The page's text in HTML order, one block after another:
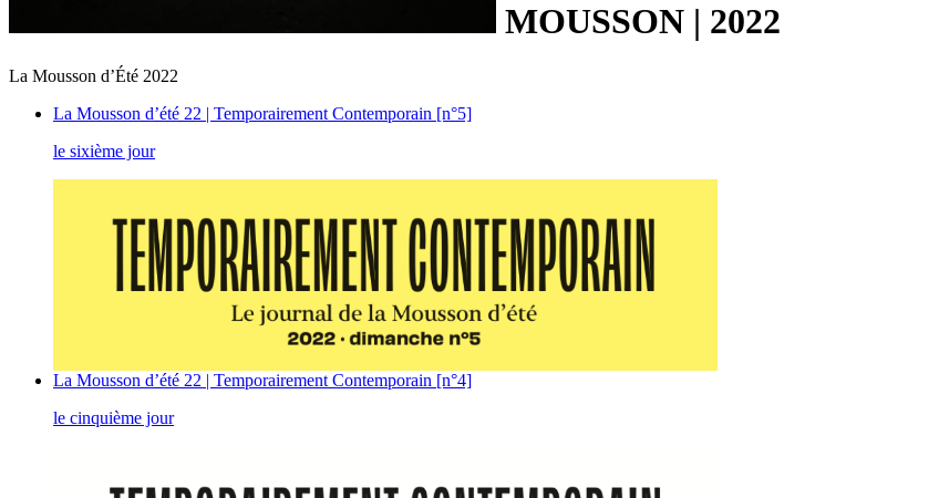
MOUSSON | 2022
La Mousson d’Été 2022
La Mousson d’été 22 | Temporairement Contemporain [n°5]
le sixième jour
La Mousson d’été 22 | Temporairement Contemporain [n°4]
le cinquième jour